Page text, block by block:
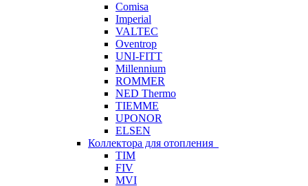
Comisa
Imperial
VALTEC
Oventrop
UNI-FITT
Millennium
ROMMER
NED Thermo
TIEMME
UPONOR
ELSEN
Коллектора для отопления
TIM
FIV
MVI